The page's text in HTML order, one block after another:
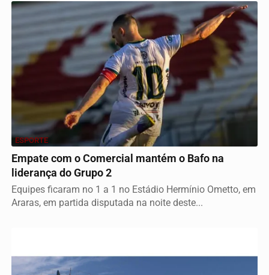
ESPORTE
Empate com o Comercial mantém o Bafo na
liderança do Grupo 2
Equipes ficaram no 1 a 1 no Estádio Hermínio Ometto, em
Araras, em partida disputada na noite deste...